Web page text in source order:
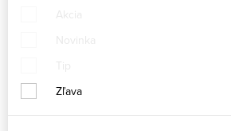
Akcia
Novinka
Tip
Zľava